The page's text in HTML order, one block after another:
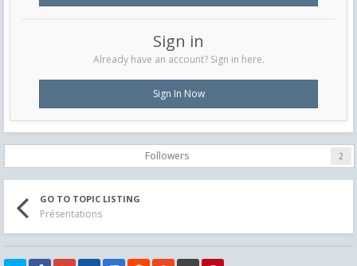
Sign in
Already have an account? Sign in here.
Sign In Now
Followers 2
GO TO TOPIC LISTING
Présentations